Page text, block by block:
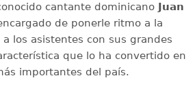
cantante dominicano Juan
de ponerle ritmo a la
los asistentes con sus grandes
que lo ha convertido en
importantes del país.